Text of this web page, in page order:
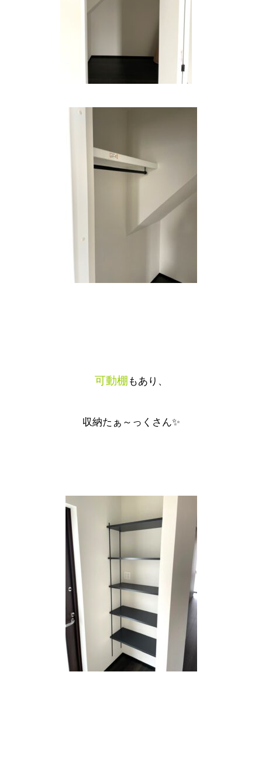
可動棚 もあり、
収納たぁ～っくさん✨